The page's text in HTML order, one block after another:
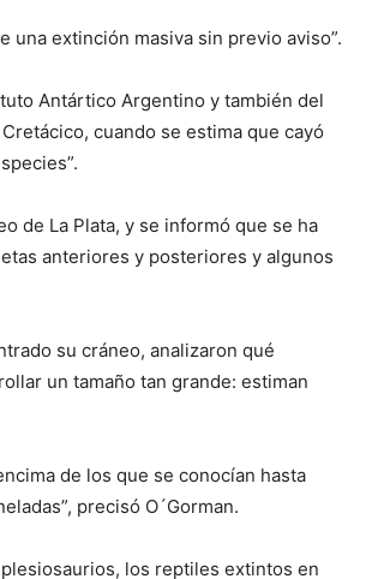
una extinción masiva sin previo aviso”.
Antártico Argentino y también del
cuando se estima que cayó
de La Plata, y se informó que se ha
anteriores y posteriores y algunos
su cráneo, analizaron qué
un tamaño tan grande: estiman
de los que se conocían hasta
precisó O´Gorman.
los reptiles extintos en